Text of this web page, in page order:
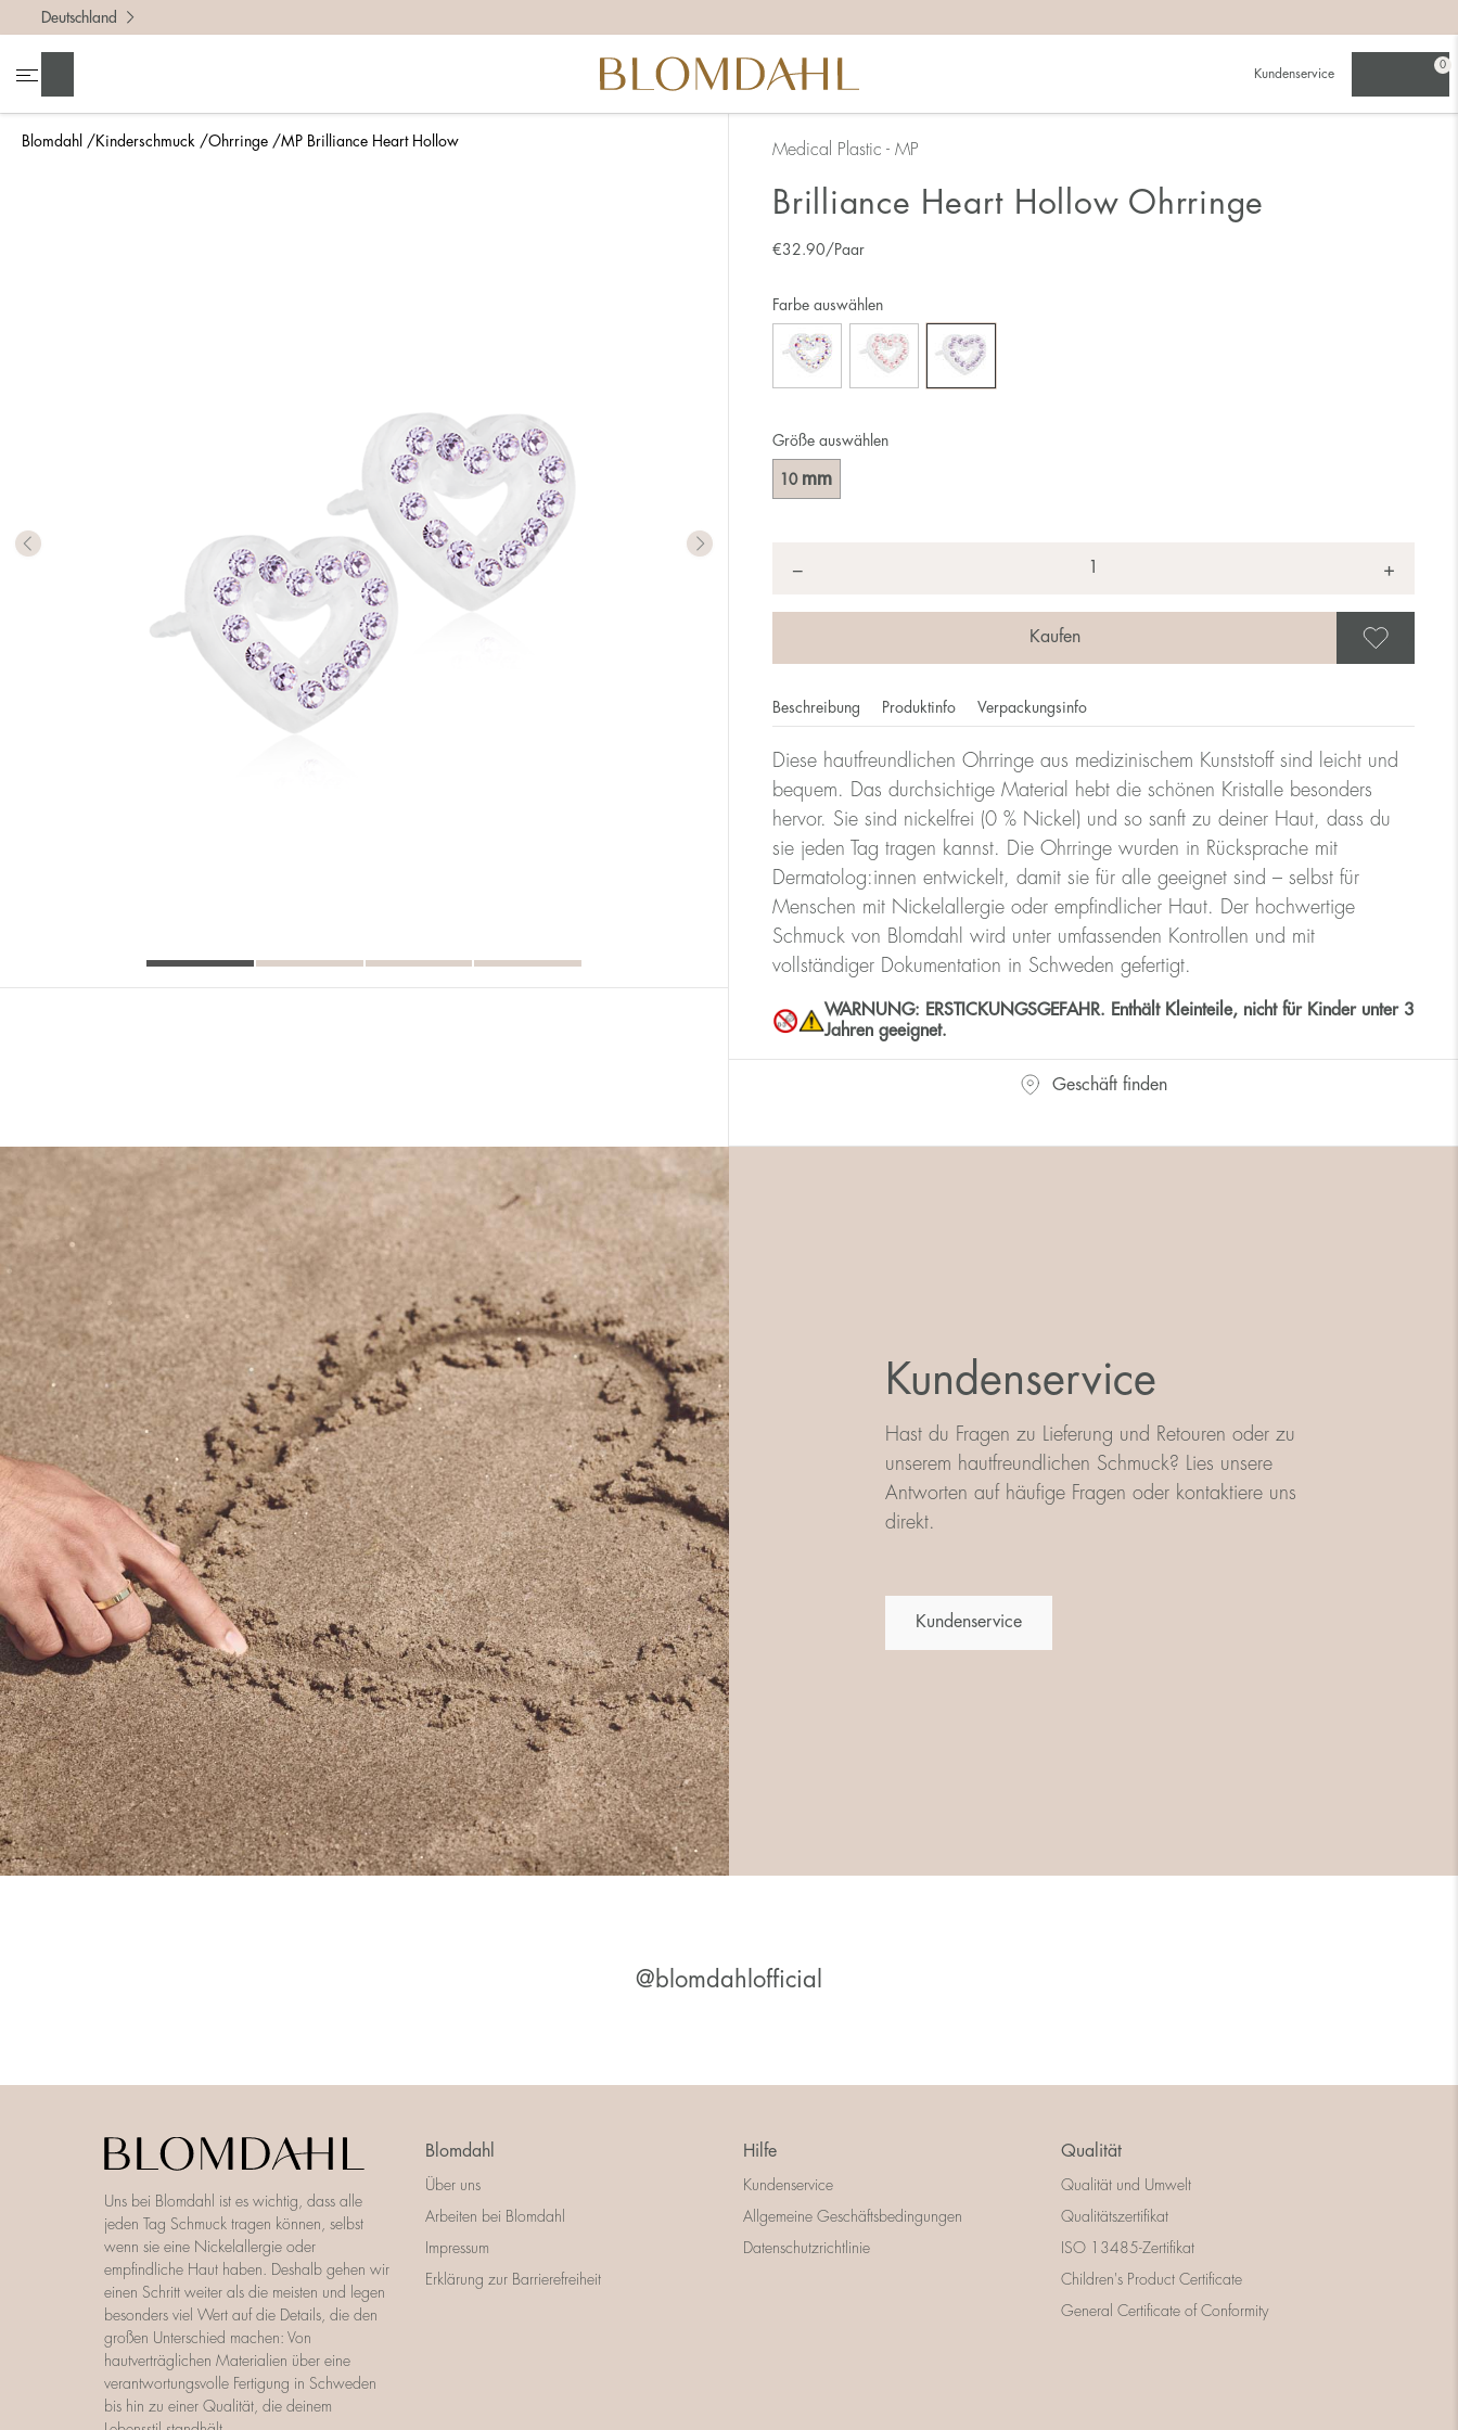
Blomdahl Kinderschmuck Ohrringe MP Brilliance Heart Hollow
Deutschland
Kundenservice
0
Medical Plastic - MP
Brilliance Heart Hollow Ohrringe
€32.90/Paar
Größe auswählen
10 mm
Farbe auswählen
− +
Beschreibung Produktinfo Verpackungsinfo
Diese hautfreundlichen Ohrringe aus medizinischem Kunststoff sind leicht und
bequem. Das durchsichtige Material hebt die schönen Kristalle besonders
hervor. Sie sind nickelfrei (0 % Nickel) und so sanft zu deiner Haut, dass du
sie jeden Tag tragen kannst. Die Ohrringe wurden in Rücksprache mit
Dermatolog:innen entwickelt, damit sie für alle geeignet sind – selbst für
Menschen mit Nickelallergie oder empfindlicher Haut. Der hochwertige
Schmuck von Blomdahl wird unter umfassenden Kontrollen und mit
vollständiger Dokumentation in Schweden gefertigt.
WARNUNG: ERSTICKUNGSGEFAHR. Enthält Kleinteile, nicht für Kinder unter 3
Jahren geeignet.
Geschäft finden
Kundenservice
Hast du Fragen zu Lieferung und Retouren oder zu
unserem hautfreundlichen Schmuck? Lies unsere
Antworten auf häufige Fragen oder kontaktiere uns
direkt.
Kundenservice
@blomdahlofficial
Uns bei Blomdahl ist es wichtig, dass alle
jeden Tag Schmuck tragen können, selbst
wenn sie eine Nickelallergie oder
empfindliche Haut haben. Deshalb gehen wir
einen Schritt weiter als die meisten und legen
besonders viel Wert auf die Details, die den
großen Unterschied machen: Von
hautverträglichen Materialien über eine
verantwortungsvolle Fertigung in Schweden
bis hin zu einer Qualität, die deinem
Blomdahl
Über uns
Arbeiten bei Blomdahl
Impressum
Erklärung zur Barrierefreiheit
Hilfe
Kundenservice
Allgemeine Geschäftsbedingungen
Datenschutzrichtlinie
Qualität
Qualität und Umwelt
Qualitätszertifikat
ISO 13485-Zertifikat
Children's Product Certificate
General Certificate of Conformity